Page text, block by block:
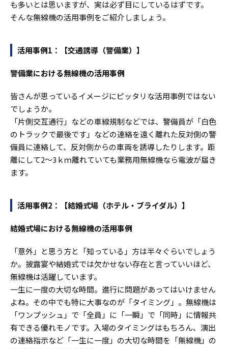
も多いとは思いますが、実は必ず目にしているはずです。
そんな無線機の活用事例をご紹介しましょう。
活用事例1：【交通誘導（警備業）】
警備業における無線機の活用事例
皆さんが思っているイメージにピッタリな活用事例ではない
でしょうか。
「片側交互通行」などの車線規制などでは、警備員が「白色
のトラックで最後です」などの連絡を遠く離れた反対側の警
備員に連絡して、反対側からの車両を誘導したりします。距
離にして2〜3ｋｍ離れていても業務用無線機なら電波が届き
ます。
活用事例2：【結婚式場（ホテル・ブライダル）】
結婚式場における無線機の活用事例
「意外」と思う方と「知っている」方は半々ぐらいでしょう
か。披露宴や結婚式では欠かせない存在と言っていいほど、
無線機は活躍しています。
一生に一度の大切な時間。進行に問題があってはいけません
よね。その中でも特に大事なのが「タイミング」。無線機は
「ワンプッシュ」で「全員」に「一瞬」で「同時」に情報共
有できる優れモノです。入場のタイミングはもちろん、演出
の連絡指示など「一生に一度」の大切な時間を「無線機」の